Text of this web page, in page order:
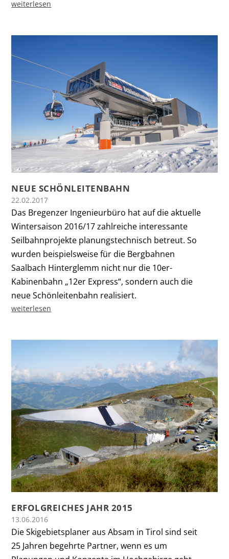
weiterlesen
NEUE SCHÖNLEITENBAHN
22.02.2017
Das Bregenzer Ingenieurbüro hat auf die aktuelle
Wintersaison 2016/17 zahlreiche interessante
Seilbahnprojekte planungstechnisch betreut. So
wurden beispielsweise für die Bergbahnen
Saalbach Hinterglemm nicht nur die 10er-
Kabinenbahn „12er Express“, sondern auch die
neue Schönleitenbahn realisiert.
weiterlesen
ERFOLGREICHES JAHR 2015
13.06.2016
Die Skigebietsplaner aus Absam in Tirol sind seit
25 Jahren begehrte Partner, wenn es um